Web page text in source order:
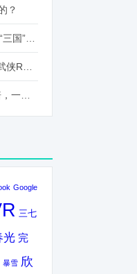
？
Google
三七
光 完
暴雪 欣